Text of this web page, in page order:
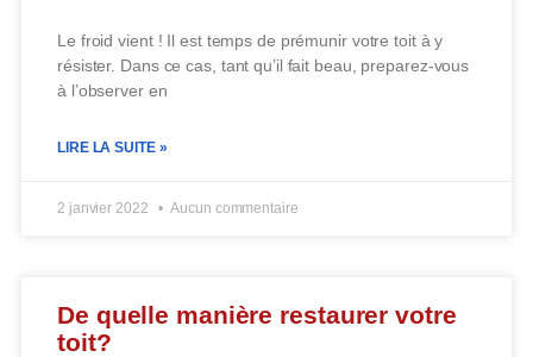
Le froid vient ! Il est temps de prémunir votre toit à y
résister. Dans ce cas, tant qu’il fait beau, preparez-vous
à l’observer en
LIRE LA SUITE »
2 janvier 2022 Aucun commentaire
De quelle manière restaurer votre
toit?